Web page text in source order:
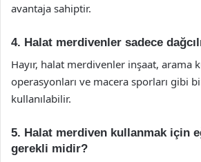
avantaja sahiptir.
4. Halat merdivenler sadece
Hayır, halat merdivenler inşaat, arama
operasyonları ve macera sporları gibi
kullanılabilir.
5. Halat merdiven kullanmak için
gerekli midir?